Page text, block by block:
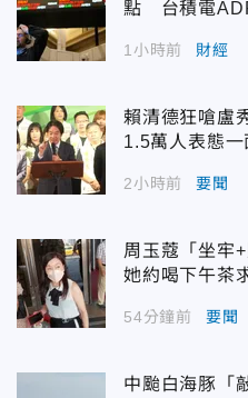
點 台積電
1小時前 財經
賴清德狂嗆盧
1.5萬人表態一
2小時前 要聞
周玉蔻「坐牢
她約喝下午茶
54分鐘前 要聞
中颱白海豚「